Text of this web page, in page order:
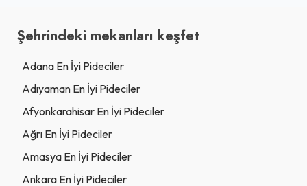
Şehrindeki mekanları keşfet
Adana En İyi Pideciler
Adıyaman En İyi Pideciler
Afyonkarahisar En İyi Pideciler
Ağrı En İyi Pideciler
Amasya En İyi Pideciler
Ankara En İyi Pideciler